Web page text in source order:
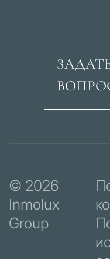
© 2026
Inmolux
Group